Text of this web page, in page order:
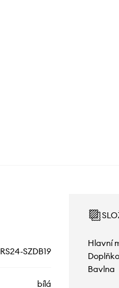
RS24-SZDB19
bílá
Hlavní
Bavlna